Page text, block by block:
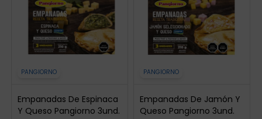
PANGIORNO
Empanadas De Espinaca
Y Queso Pangiorno 3und.
PANGIORNO
Empanadas De Jamón Y
Queso Pangiorno 3und.